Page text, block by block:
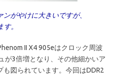
がやけに大きいですが、
。
II X4 905eはクロック周波
が3倍増となり、その他細かいア
図られています。今回はDDR2